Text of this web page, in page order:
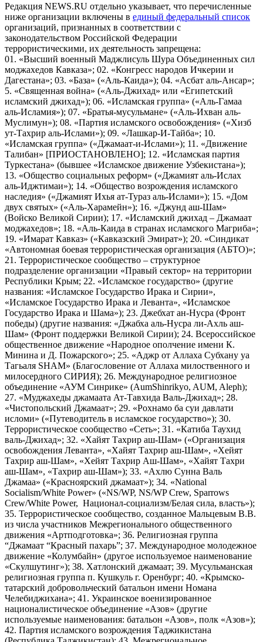
Редакция NEWS.RU отдельно указывает, что перечисленные
ниже организации включены в единый федеральный список
организаций, признанных в соответствии с
законодательством Российской Федерации
террористическими, их деятельность запрещена:
01. «Высший военный Маджлисуль Шура Объединенных сил
моджахедов Кавказа»; 02. «Конгресс народов Ичкерии и
Дагестана»; 03. «База» («Аль-Каида»); 04. «Асбат аль-Ансар»;
5. «Священная война» («Аль-Джихад» или «Египетский
исламский джихад»); 06. «Исламская группа» («Аль-Гамаа
аль-Исламия»); 07. «Братья-мусульмане» («Аль-Ихван аль-
Муслимун»); 08. «Партия исламского освобождения» («Хизб
ут-Тахрир аль-Ислами»); 09. «Лашкар-И-Тайба»; 10.
«Исламская группа» («Джамаат-и-Ислами»); 11. «Движение
Талибан» [ПРИОСТАНОВЛЕНО]; 12. «Исламская партия
Туркестана» (бывшее «Исламское движение Узбекистана»);
13. «Общество социальных реформ» («Джамият аль-Ислах
аль-Иджтимаи»); 14. «Общество возрождения исламского
наследия» («Джамият Ихья ат-Тураз аль-Ислами»); 15. «Дом
двух святых» («Аль-Харамейн»); 16. «Джунд аш-Шам»
(Войско Великой Сирии); 17. «Исламский джихад – Джамаат
моджахедов»; 18. «Аль-Каида в странах исламского Магриба»;
19. «Имарат Кавказ» («Кавказский Эмират»); 20. «Синдикат
«Автономная боевая террористическая организация (АБТО)»;
21. Террористическое сообщество – структурное
подразделение организации «Правый сектор» на территории
Республики Крым; 22. «Исламское государство» (другие
названия: «Исламское Государство Ирака и Сирии»,
«Исламское Государство Ирака и Леванта», «Исламское
Государство Ирака и Шама»); 23. Джебхат ан-Нусра (Фронт
победы) (другие названия: «Джабха аль-Нусра ли-Ахль аш-
Шам» (Фронт поддержки Великой Сирии); 24. Всероссийское
общественное движение «Народное ополчение имени К.
Минина и Д. Пожарского»; 25. «Аджр от Аллаха Субхану уа
Тагьаля SHAM» (Благословение от Аллаха милоственного и
милосердного СИРИЯ); 26. Международное религиозное
объединение «АУМ Синрике» (AumShinrikyo, AUM, Aleph);
27. «Муджахеды джамаата Ат-Тавхида Валь-Джихад»; 28.
«Чистопольский Джамаат»; 29. «Рохнамо ба суи давлати
исломи» («Путеводитель в исламское государство»); 30.
Террористическое сообщество «Сеть»; 31. «Катиба Таухид
валь-Джихад»; 32. «Хайят Тахрир аш-Шам» («Организация
освобождения Леванта», «Хайят Тахрир аш-Шам», «Хейят
Тахрир аш-Шам», «Хейят Тахрир Аш-Шам», «Хайят Тахри
аш-Шам», «Тахрир аш-Шам»); 33. «Ахлю Сунна Валь
Джамаа» («Красноярский джамаат»); 34. «National
Socialism/White Power» («NS/WP, NS/WP Crew, Sparrows
Crew/White Power, Национал-социализм/Белая сила, власть»);
35. Террористическое сообщество, созданное Мальцевым В.В.
из числа участников Межрегионального общественного
движения «Артподготовка»; 36. Религиозная группа
“Джамаат “Красный пахарь”; 37. Международное молодежное
движение «Колумбайн» (другое используемое наименование
«Скулшутинг»); 38. Хатлонский джамаат; 39. Мусульманская
религиозная группа п. Кушкуль г. Оренбург; 40. «Крымско-
татарский добровольческий батальон имени Номана
Челебиджихана»; 41. Украинское военизированное
националистическое объединение «Азов» (другие
используемые наименования: батальон «Азов», полк «Азов»);
42. Партия исламского возрождения Таджикистана